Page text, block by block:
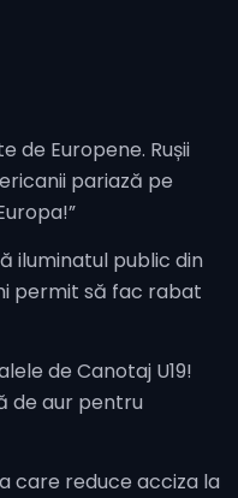
de Europene. Rușii
pariază pe
iluminatul public din
permit să fac rabat
de Canotaj U19!
de aur pentru
care reduce acciza la